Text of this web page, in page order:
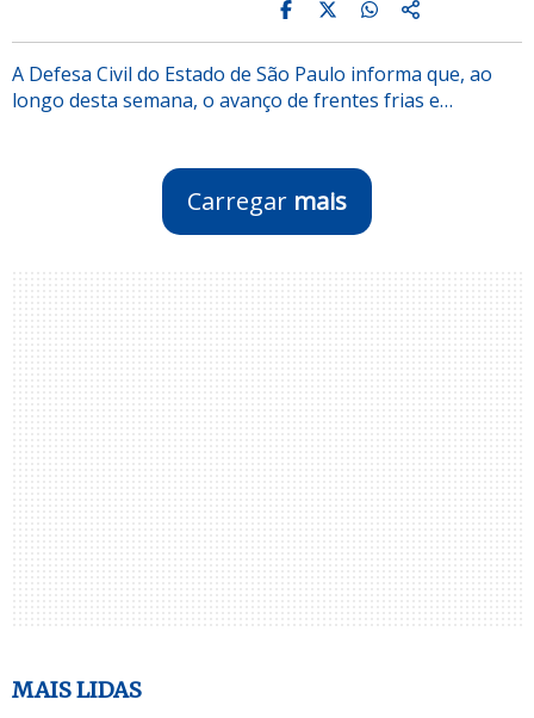
A Defesa Civil do Estado de São Paulo informa que, ao
longo desta semana, o avanço de frentes frias e…
Carregar mais
MAIS LIDAS